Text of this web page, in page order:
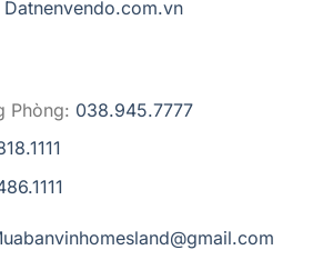
Datnenvendo.com.vn
Phòng: 038.945.7777